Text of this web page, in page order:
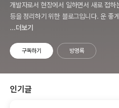
개발자로서 현장에서 일하면서 새로 접하
등을 정리하기 위한 블로그입니다. 운 좋게 미국에서 큰 회사들의 프
로젝트에서 컬설턴트로 일하고 있어서 새
분들과 정보를 공유하고 싶습니다.
...더보기
구독하기 방명록
인기글